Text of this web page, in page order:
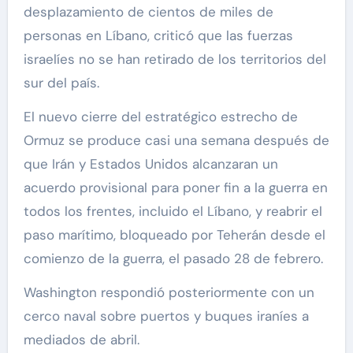
desplazamiento de cientos de miles de
personas en Líbano, criticó que las fuerzas
israelíes no se han retirado de los territorios del
sur del país.
El nuevo cierre del estratégico estrecho de
Ormuz se produce casi una semana después de
que Irán y Estados Unidos alcanzaran un
acuerdo provisional para poner fin a la guerra en
todos los frentes, incluido el Líbano, y reabrir el
paso marítimo, bloqueado por Teherán desde el
comienzo de la guerra, el pasado 28 de febrero.
Washington respondió posteriormente con un
cerco naval sobre puertos y buques iraníes a
mediados de abril.